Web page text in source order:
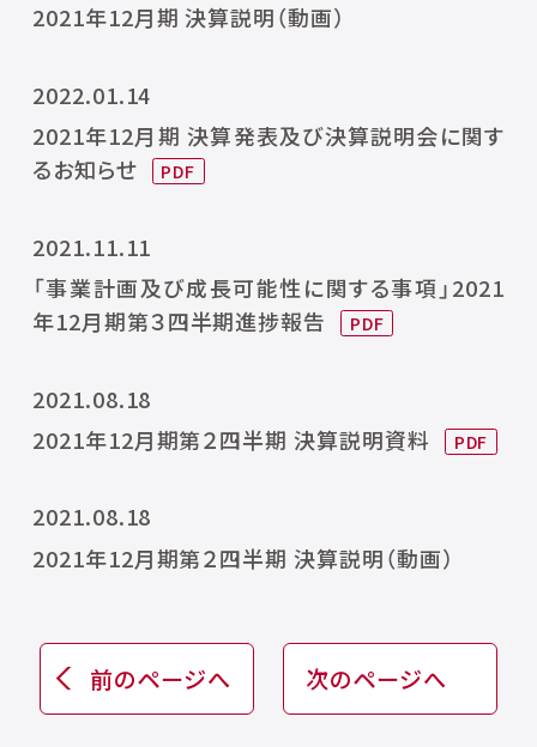
2021年12月期 決算説明（動画）
2022.01.14
2021年12月期 決算発表及び決算説明会に関す
るお知らせ
2021.11.11
「事業計画及び成長可能性に関する事項」2021
年12月期第３四半期進捗報告
2021.08.18
2021年12月期第２四半期 決算説明資料
2021.08.18
2021年12月期第２四半期 決算説明（動画）
前のページへ 次のページへ